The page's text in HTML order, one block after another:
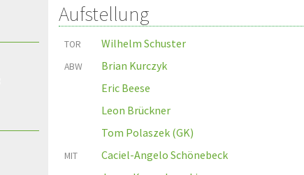
Aufstellung
TOR Wilhelm Schuster
ABW
Brian Kurczyk
Eric Beese
Leon Brückner
Tom Polaszek (GK)
MIT
Caciel-Angelo Schönebeck